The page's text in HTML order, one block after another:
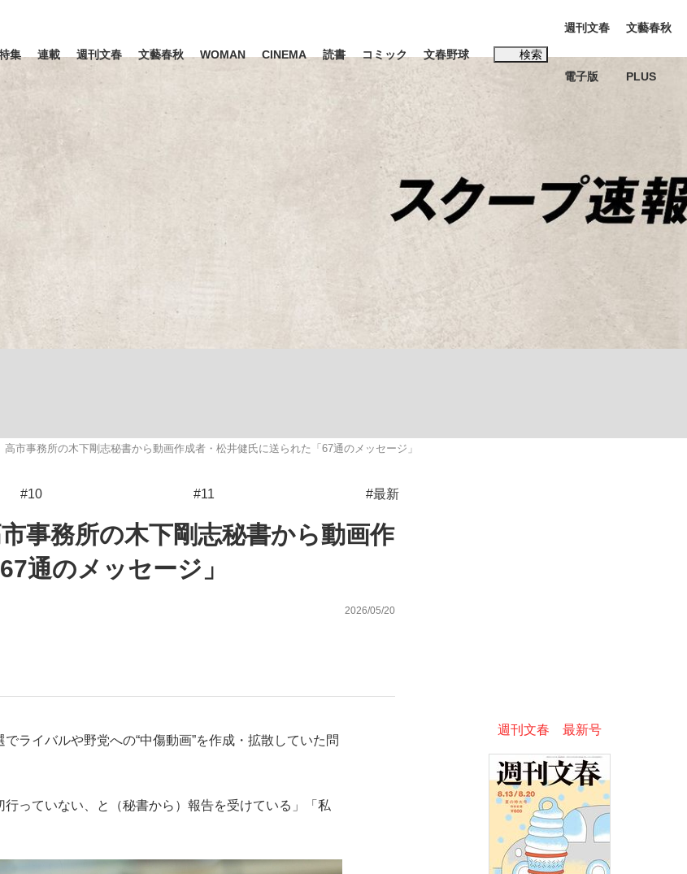
読書
日本代表監督に... 「最悪の空気のまま解散」WBC日本代表“敗戦”の真実 選手が明かす...
集 連載 週刊文春 文藝春秋 WOMAN CINEMA 読書 コミック 文春野球 検索
キーワード入力
タグ一覧
#森岡毅 #城彰二
週刊文春
電子版
文藝春秋
PLUS
高市事務所の木下剛志秘書から動画作成者・松井健氏に送られた「67通のメッセージ」
#10 #11 #最新
事務所の木下剛志秘書から動画作
通のメッセージ」
2026/05/20
ライバルや野党への“中傷動画”を作成・拡散していた問
行っていない、と（秘書から）報告を受けている」「私
週刊文春 最新号